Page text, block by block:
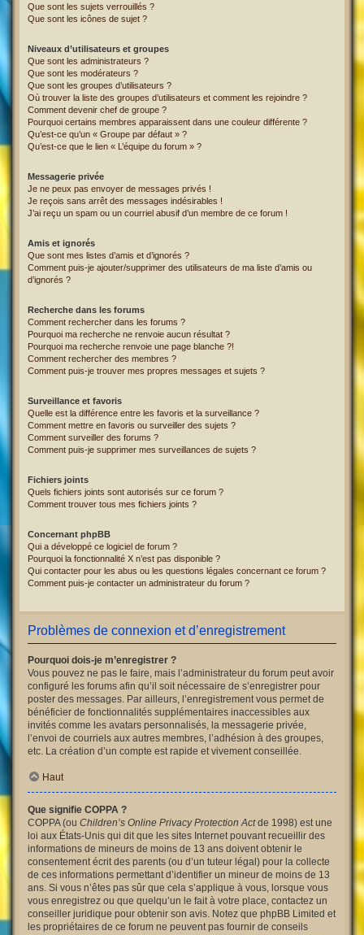
Que sont les sujets verrouillés ?
Que sont les icônes de sujet ?
Niveaux d’utilisateurs et groupes
Que sont les administrateurs ?
Que sont les modérateurs ?
Que sont les groupes d’utilisateurs ?
Où trouver la liste des groupes d’utilisateurs et comment les rejoindre ?
Comment devenir chef de groupe ?
Pourquoi certains membres apparaissent dans une couleur différente ?
Qu’est-ce qu’un « Groupe par défaut » ?
Qu’est-ce que le lien « L’équipe du forum » ?
Messagerie privée
Je ne peux pas envoyer de messages privés !
Je reçois sans arrêt des messages indésirables !
J’ai reçu un spam ou un courriel abusif d’un membre de ce forum !
Amis et ignorés
Que sont mes listes d’amis et d’ignorés ?
Comment puis-je ajouter/supprimer des utilisateurs de ma liste d’amis ou
d’ignorés ?
Recherche dans les forums
Comment rechercher dans les forums ?
Pourquoi ma recherche ne renvoie aucun résultat ?
Pourquoi ma recherche renvoie une page blanche ?!
Comment rechercher des membres ?
Comment puis-je trouver mes propres messages et sujets ?
Surveillance et favoris
Quelle est la différence entre les favoris et la surveillance ?
Comment mettre en favoris ou surveiller des sujets ?
Comment surveiller des forums ?
Comment puis-je supprimer mes surveillances de sujets ?
Fichiers joints
Quels fichiers joints sont autorisés sur ce forum ?
Comment trouver tous mes fichiers joints ?
Concernant phpBB
Qui a développé ce logiciel de forum ?
Pourquoi la fonctionnalité X n’est pas disponible ?
Qui contacter pour les abus ou les questions légales concernant ce forum ?
Comment puis-je contacter un administrateur du forum ?
Problèmes de connexion et d’enregistrement
Pourquoi dois-je m’enregistrer ?
Vous pouvez ne pas le faire, mais l’administrateur du forum peut avoir
configuré les forums afin qu’il soit nécessaire de s’enregistrer pour
poster des messages. Par ailleurs, l’enregistrement vous permet de
bénéficier de fonctionnalités supplémentaires inaccessibles aux
invités comme les avatars personnalisés, la messagerie privée,
l’envoi de courriels aux autres membres, l’adhésion à des groupes,
etc. La création d’un compte est rapide et vivement conseillée.
Haut
Que signifie COPPA ?
COPPA (ou Children’s Online Privacy Protection Actde 1998) est une
loi aux États-Unis qui dit que les sites Internet pouvant recueillir des
informations de mineurs de moins de 13 ans doivent obtenir le
consentement écrit des parents (ou d’un tuteur légal) pour la collecte
de ces informations permettant d’identifier un mineur de moins de 13
ans. Si vous n’êtes pas sûr que cela s’applique à vous, lorsque vous
vous enregistrez ou que quelqu’un le fait à votre place, contactez un
conseiller juridique pour obtenir son avis. Notez que phpBB Limited et
les propriétaires de ce forum ne peuvent pas fournir de conseils